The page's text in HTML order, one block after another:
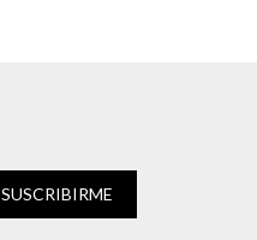
SUSCRIBIRME